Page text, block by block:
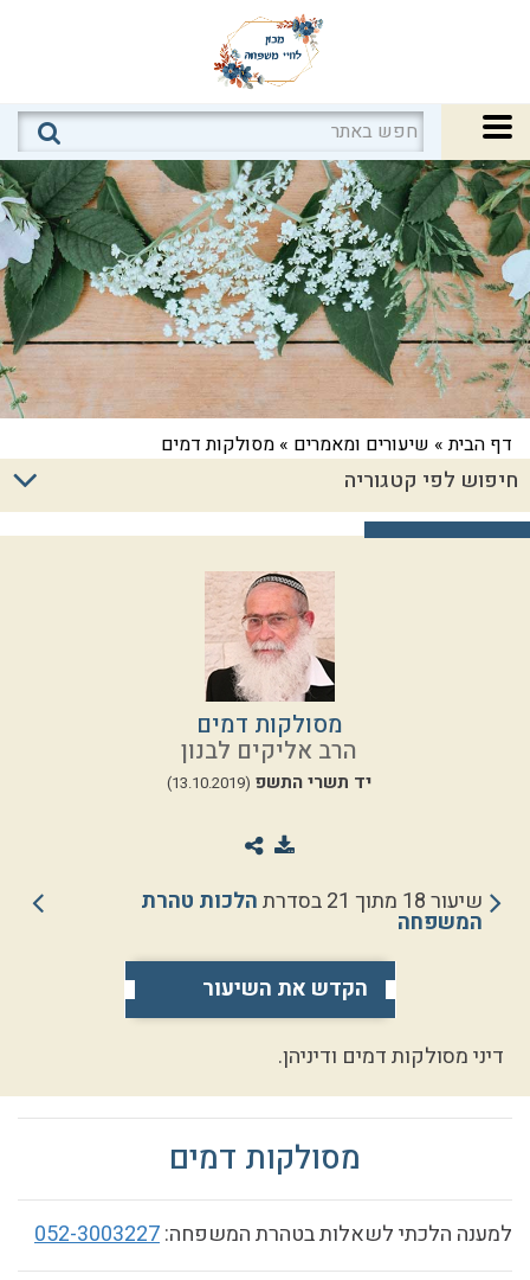
דף הבית» שיעורים ומאמרים » מסולקות דמים
חיפוש לפי קטגוריה
מסולקות דמים
הרב אליקים לבנון
יד תשרי התשפ (13.10.2019)
שיעור 18 מתוך 21 בסדרת הלכות טהרת
המשפחה
הקדש את השיעור
דיני מסולקות דמים ודיניהן.
מסולקות דמים
למענה הלכתי לשאלות בטהרת המשפחה:052-3003227